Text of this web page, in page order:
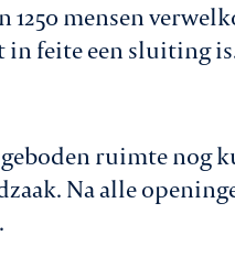
1250 mensen
in feite een sluiting
ruimte nog
Na alle